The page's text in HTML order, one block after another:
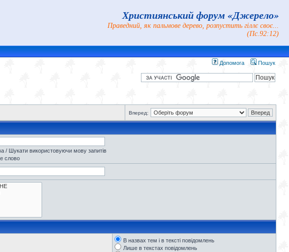
Християнський форум «Джерело»
Праведний, як пальмове дерево, розпустить гіллє своє...
(Пс.92:12)
Допомога Пошук
Вперед:
/ Шукати використовуючи мову запитів
слово
В назвах тем і в тексті повідомлень
Лише в текстах повідомлень